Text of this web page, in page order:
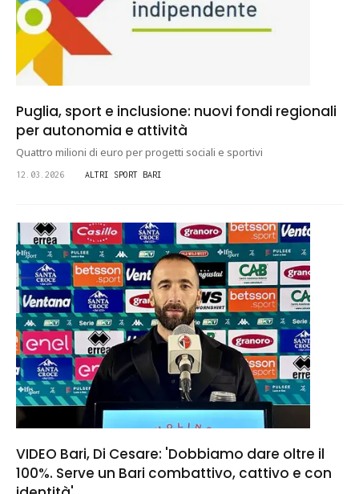
Puglia, sport e inclusione: nuovi fondi regionali
per autonomia e attività
Quattro milioni di euro per progetti sociali e sportivi
12.03.2026 ALTRI SPORT BARI
VIDEO Bari, Di Cesare: 'Dobbiamo dare oltre il
100%. Serve un Bari combattivo, cattivo e con